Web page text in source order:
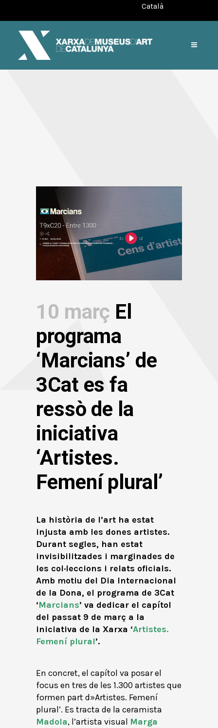
Català
10 març El
programa
‘Marcians’ de
3Cat es fa
ressò de la
iniciativa
‘Artistes.
Femení plural’
La història de l’art ha estat
injusta amb les dones artistes.
Durant segles, han estat
invisibilitzades i marginades de
les col·leccions i relats oficials.
Amb motiu del Dia Internacional
de la Dona, el programa de 3Cat
‘Marcians’ va dedicar el capítol
del passat 9 de març a la
iniciativa de la Xarxa ‘Artistes.
Femení plural’.
En concret, el capítol va posar el
focus en tres de les 1.300 artistes que
formen part d»Artistes. Femení
plural’. Es tracta de la ceramista
Madola, l’artista visual Marga